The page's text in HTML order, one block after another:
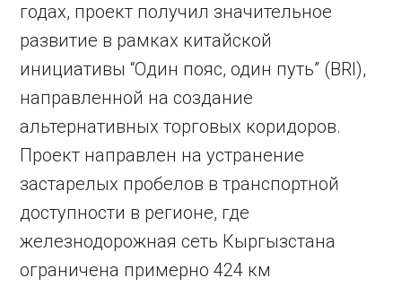
годах, проект получил значительное
развитие в рамках китайской
инициативы “Один пояс, один путь” (BRI),
направленной на создание
альтернативных торговых коридоров.
Проект направлен на устранение
застарелых пробелов в транспортной
доступности в регионе, где
железнодорожная сеть Кыргызстана
ограничена примерно 424 км